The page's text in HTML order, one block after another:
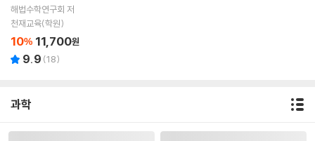
해법수학연구회 저
천재교육(학원)
10% 11,700원
9.9 (18)
과학